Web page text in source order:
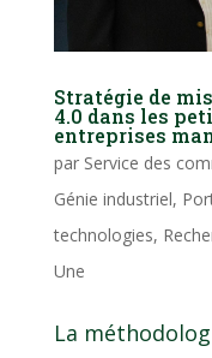
Stratégie de
4.0 dans les
entreprises
par Service des
Génie industriel,
technologies,
Une
La